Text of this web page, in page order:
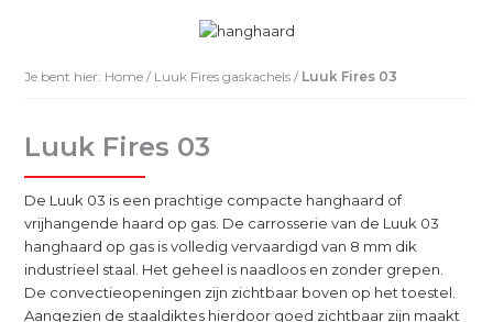
Je bent hier: Home / Luuk Fires gaskachels / Luuk Fires 03
Luuk Fires 03
De Luuk 03 is een prachtige compacte hanghaard of
vrijhangende haard op gas. De carrosserie van de Luuk 03
hanghaard op gas is volledig vervaardigd van 8 mm dik
industrieel staal. Het geheel is naadloos en zonder grepen.
De convectieopeningen zijn zichtbaar boven op het toestel.
Aangezien de staaldiktes hierdoor goed zichtbaar zijn maakt